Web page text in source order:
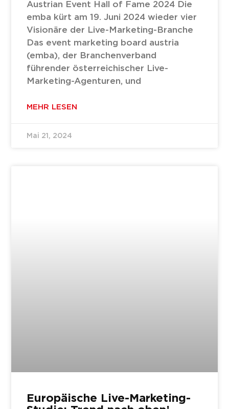
Austrian Event Hall of Fame 2024 Die
emba kürt am 19. Juni 2024 wieder vier
Visionäre der Live-Marketing-Branche
Das event marketing board austria
(emba), der Branchenverband
führender österreichischer Live-
Marketing-Agenturen, und
MEHR LESEN
Mai 21, 2024
Europäische Live-Marketing-